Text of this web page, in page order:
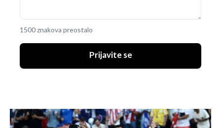
1500 znakova preostalo
Prijavite se